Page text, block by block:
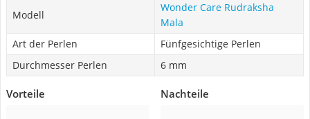
Modell
Wonder Care Rudraksha
Mala
Art der Perlen
Fünfgesichtige Perlen
Durchmesser Perlen
6 mm
Vorteile Nachteile